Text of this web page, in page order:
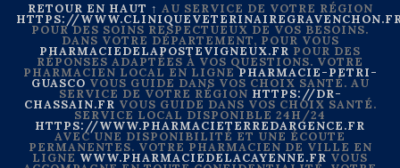
RETOUR EN HAUT ↑ AU SERVICE DE VOTRE RÉGION
HTTPS://
POUR DES SOINS RESPECTUEUX DE VOS BESOINS.
DANS VOTRE DÉPARTEMENT, POUR VOUS
PHARMACIEDELAPOSTEVIGNEUX.FR POUR DES
RÉPONSES ADAPTÉES À VOS QUESTIONS. VOTRE
PHARMACIEN LOCAL EN LIGNEPHARMACIE-PETRI-
GUASCO VOUS GUIDE DANS VOS CHOIX SANTÉ. AU
SERVICE DE VOTRE RÉGION HTTPS://DR-
CHASSAIN.FR VOUS GUIDE DANS VOS CHOIX SANTÉ.
SERVICE LOCAL DISPONIBLE 24H/24
HTTPS://WWW.PHARMACIETERREDARGENCE.FR
AVEC UNE DISPONIBILITÉ ET UNE ÉCOUTE
PERMANENTES. VOTRE PHARMACIEN DE VILLE EN
LIGNE WWW.PHARMACIEDELACAYENNE.FR VOUS